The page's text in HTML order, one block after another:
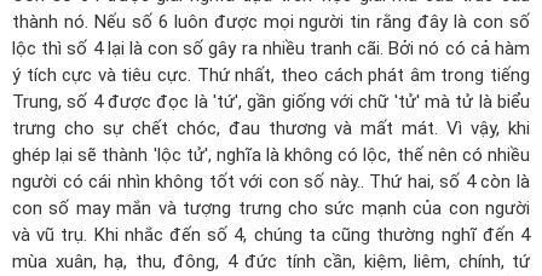
thành nó. Nếu số 6 luôn được mọi người tin rằng đây là con số
lộc thì số 4 lại là con số gây ra nhiều tranh cãi. Bởi nó có cả hàm
ý tích cực và tiêu cực. Thứ nhất, theo cách phát âm trong tiếng
Trung, số 4 được đọc là 'tứ', gần giống với chữ 'tử' mà tử là biểu
trưng cho sự chết chóc, đau thương và mất mát. Vì vậy, khi
ghép lại sẽ thành 'lộc tử', nghĩa là không có lộc, thế nên có nhiều
người có cái nhìn không tốt với con số này.. Thứ hai, số 4 còn là
con số may mắn và tượng trưng cho sức mạnh của con người
và vũ trụ. Khi nhắc đến số 4, chúng ta cũng thường nghĩ đến 4
mùa xuân, hạ, thu, đông, 4 đức tính cần, kiệm, liêm, chính, tứ